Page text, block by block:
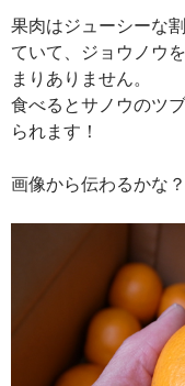
果肉はジューシーな
ていて、ジョウノウ
まりありません。
食べるとサノウのツ
られます！
画像から伝わるかな？